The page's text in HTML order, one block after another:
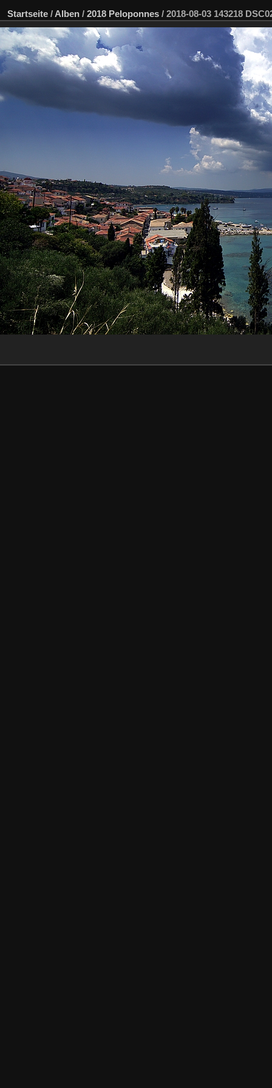
Startseite / Alben / 2018 Peloponnes / 2018-08-03 143218